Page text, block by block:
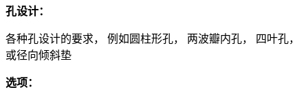
孔设计：
各种孔设计的要求， 例如圆柱形孔， 两波瓣内孔， 四叶孔，
或径向倾斜垫
选项：